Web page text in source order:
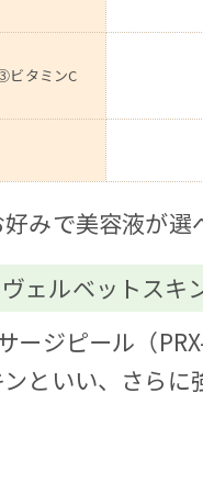
タミンC
みで美容液が選
ヴェルベットスキ
ージピール（
といい、さら